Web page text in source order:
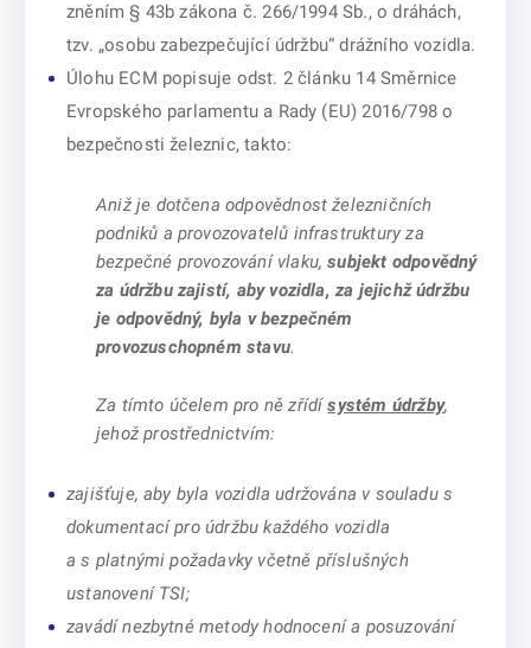
zněním § 43b zákona č. 266/1994 Sb., o dráhách,
tzv. „osobu zabezpečující údržbu“ drážního vozidla.
Úlohu ECM popisuje odst. 2 článku 14 Směrnice
Evropského parlamentu a Rady (EU) 2016/798 o
bezpečnosti železnic, takto:
Aniž je dotčena odpovědnost železničních
podniků a provozovatelů infrastruktury za
bezpečné provozování vlaku,subjekt odpovědný
za údržbu zajistí, aby vozidla, za jejichž údržbu
je odpovědný, byla v bezpečném
provozuschopném stavu.
Za tímto účelem pro ně zřídísystém údržby,
jehož prostřednictvím:
zajišťuje, aby byla vozidla udržována v souladu s
dokumentací pro údržbu každého vozidla
a s platnými požadavky včetně příslušných
ustanovení TSI;
zavádí nezbytné metody hodnocení a posuzování